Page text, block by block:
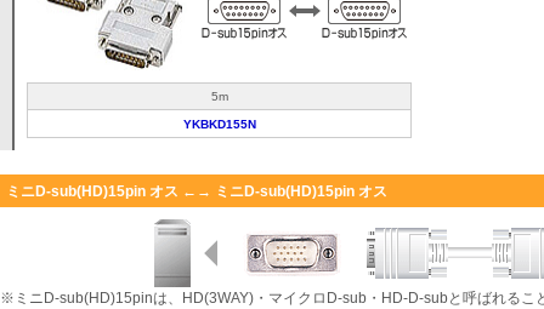
5m
YKBKD155N
ミニD-sub(HD)15pin オス ←→ ミニD-sub(HD)15pin オス
※ミニD-sub(HD)15pinは、HD(3WAY)・マイクロD-sub・HD-D-subと呼ばれるこ